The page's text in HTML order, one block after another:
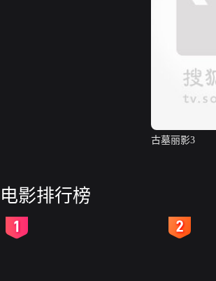
古墓丽影3
电影排行榜